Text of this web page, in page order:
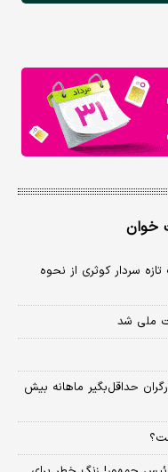
خوان
سردار کوثری از نحوه
ملی شد
حداقل‌بگیر ماهانه بیش